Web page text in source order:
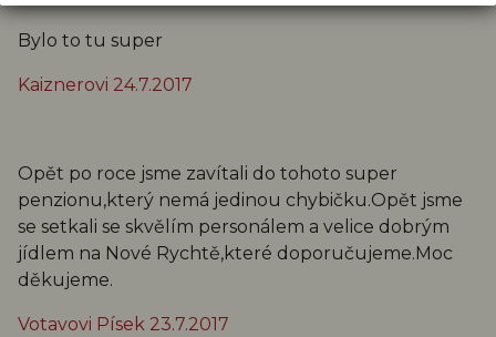
Bylo to tu super
Kaiznerovi 24.7.2017
Opět po roce jsme zavítali do tohoto super
penzionu,který nemá jedinou chybičku.Opět jsme
se setkali se skvělím personálem a velice dobrým
jídlem na Nové Rychtě,které doporučujeme.Moc
děkujeme.
Votavovi Písek 23.7.2017